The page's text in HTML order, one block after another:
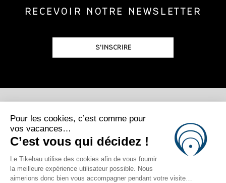
RECEVOIR NOTRE NEWSLETTER
S'INSCRIRE
POSTULEZ
REJOIGNEZ-NOUS